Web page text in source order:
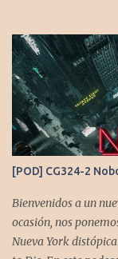
asegurar que, al
tipo de contenido,
otros doce juegos
hermanos
películas de
Contra o Metal
calidad es
variedad de jefes,
estupenda. Es un
alta dificultad...
[POD] CG324-2
Bienvenidos a un
ocasión, nos
Nueva York